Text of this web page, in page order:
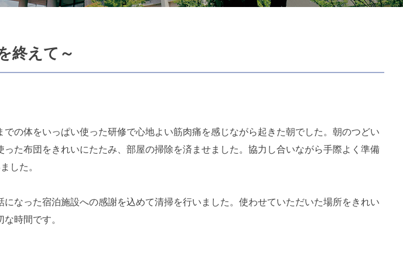
終えて～
の体をいっぱい使った研修で心地よい筋肉痛を感じながら起きた朝でした。朝のつどい
た布団をきれいにたたみ、部屋の掃除を済ませました。協力し合いながら手際よく準備
した。
なった宿泊施設への感謝を込めて清掃を行いました。使わせていただいた場所をきれい
時間です。